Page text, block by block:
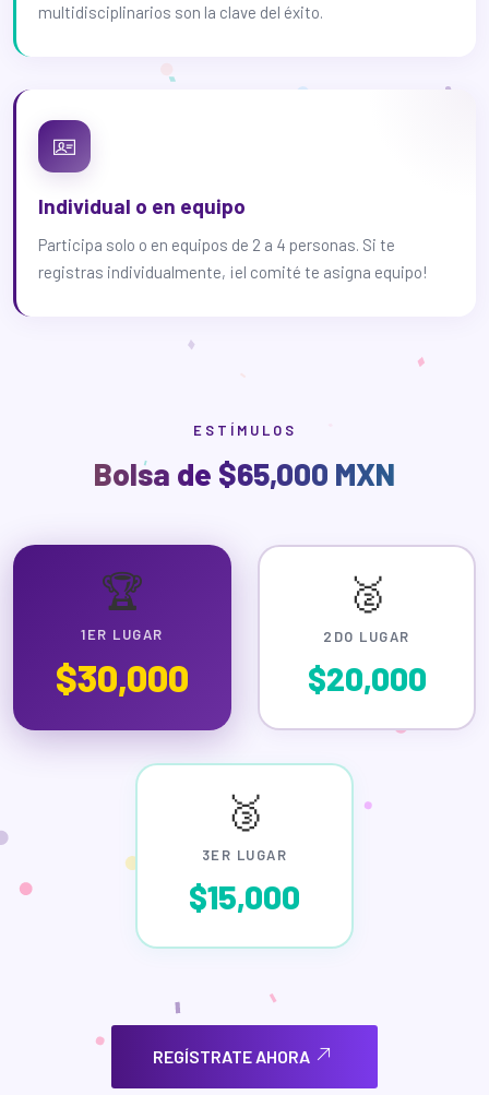
multidisciplinarios son la clave del éxito.
Individual o en equipo
Participa solo o en equipos de 2 a 4 personas. Si te
registras individualmente, ¡el comité te asigna equipo!
ESTÍMULOS
Bolsa de $65,000 MXN
🏆
1ER LUGAR
$30,000
🥈
2DO LUGAR
$20,000
🥉
3ER LUGAR
$15,000
REGÍSTRATE AHORA